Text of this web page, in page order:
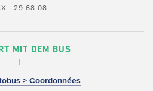
: 29 68 08
MIT DEM BUS
> Coordonnées